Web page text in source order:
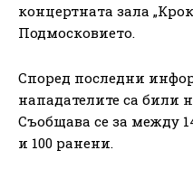
концертната зала
Подмосковието.
Според последни
нападателите са били
Съобщава се за между
и 100 ранени.